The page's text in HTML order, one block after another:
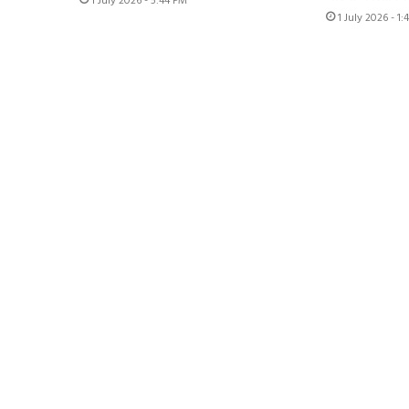
1 July 2026 -